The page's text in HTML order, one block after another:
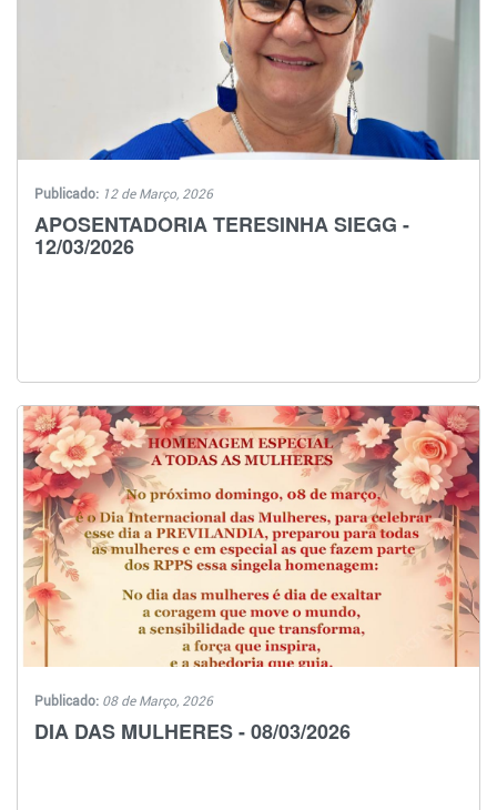
Publicado: 12 de Março, 2026
APOSENTADORIA TERESINHA SIEGG -
12/03/2026
Publicado: 08 de Março, 2026
DIA DAS MULHERES - 08/03/2026